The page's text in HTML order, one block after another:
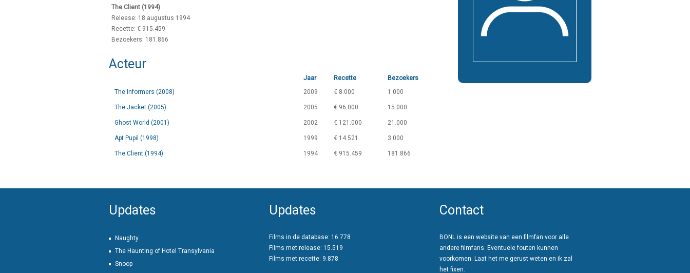
The Client (1994)
Release: 18 augustus 1994
Recette: € 915.459
Bezoekers: 181.866
Acteur
Jaar Recette
Bezoekers
The Informers (2008)
2009 € 8.000 1.000
The Jacket (2005) 2005 € 96.000 15.000
Ghost World (2001) 2002 € 121.000 21.000
Apt Pupil (1998) 1999 € 14.521 3.000
The Client (1994) 1994 € 915.459 181.866
Updates
Naughty
The Haunting of Hotel Transylvania
Snoop
Updates
Films in de database: 16.778
Films met release: 15.519
Films met recette: 9.878
Contact
BONL is een website van een filmfan voor alle
andere filmfans. Eventuele fouten kunnen
voorkomen. Laat het me gerust weten en ik zal
het fixen.